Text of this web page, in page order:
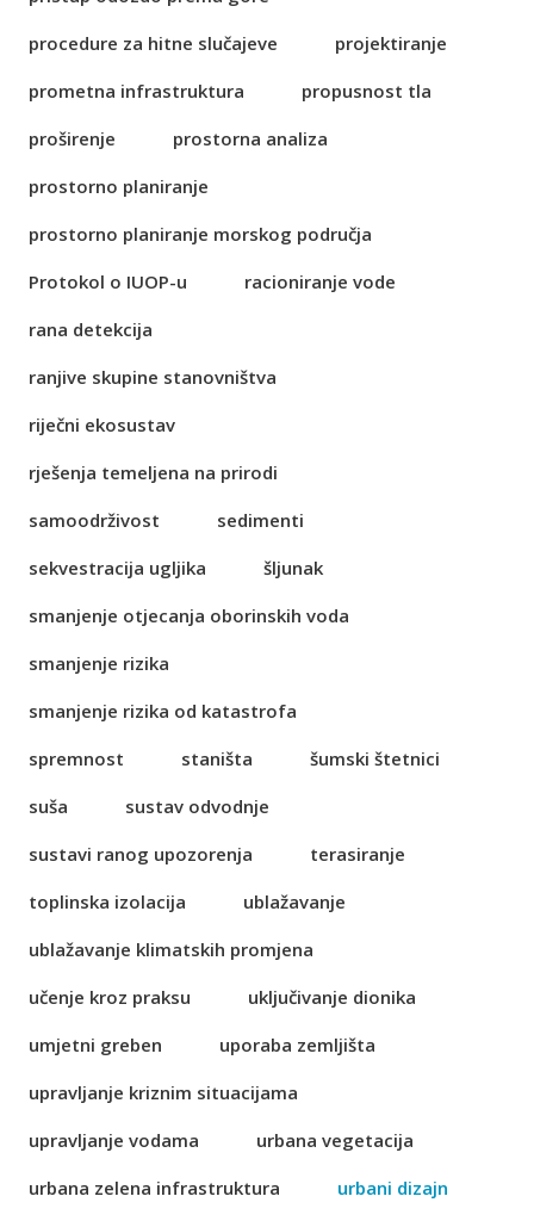
procedure za hitne slučajeve
projektiranje
prometna infrastruktura
propusnost tla
proširenje
prostorna analiza
prostorno planiranje
prostorno planiranje morskog područja
Protokol o IUOP-u
racioniranje vode
rana detekcija
ranjive skupine stanovništva
riječni ekosustav
rješenja temeljena na prirodi
samoodrživost
sedimenti
sekvestracija ugljika
šljunak
smanjenje otjecanja oborinskih voda
smanjenje rizika
smanjenje rizika od katastrofa
spremnost
staništa
šumski štetnici
suša
sustav odvodnje
sustavi ranog upozorenja
terasiranje
toplinska izolacija
ublažavanje
ublažavanje klimatskih promjena
učenje kroz praksu
uključivanje dionika
umjetni greben
uporaba zemljišta
upravljanje kriznim situacijama
upravljanje vodama
urbana vegetacija
urbana zelena infrastruktura
urbani dizajn